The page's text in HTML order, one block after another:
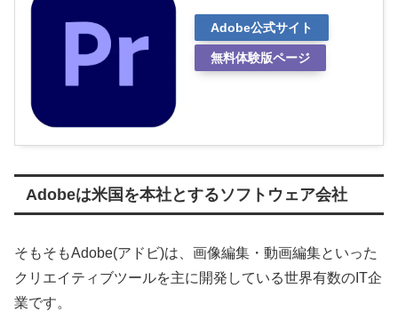
Adobe公式サイト
無料体験版ページ
Adobeは米国を本社とするソフトウェア会社
そもそもAdobe(アドビ)は、画像編集・動画編集といった
クリエイティブツールを主に開発している世界有数のIT企
業です。